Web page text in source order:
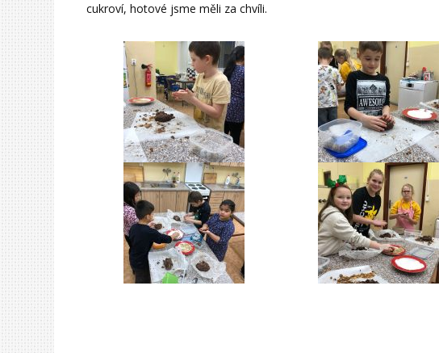
cukroví, hotové jsme měli za chvíli.